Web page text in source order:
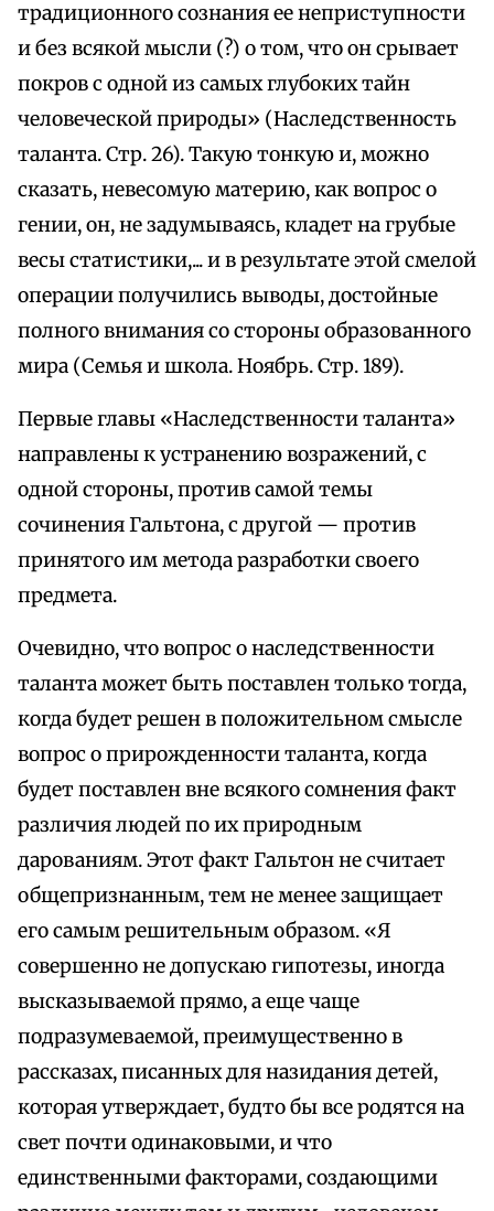
традиционного сознания ее неприступности
и без всякой мысли (?) о том, что он срывает
покров с одной из самых глубоких тайн
человеческой природы» (Наследственность
таланта. Стр. 26). Такую тонкую и, можно
сказать, невесомую материю, как вопрос о
гении, он, не задумываясь, кладет на грубые
весы статистики,... и в результате этой смелой
операции получились выводы, достойные
полного внимания со стороны образованного
мира (Семья и школа. Ноябрь. Стр. 189).
Первые главы «Наследственности таланта»
направлены к устранению возражений, с
одной стороны, против самой темы
сочинения Гальтона, с другой — против
принятого им метода разработки своего
предмета.
Очевидно, что вопрос о наследственности
таланта может быть поставлен только тогда,
когда будет решен в положительном смысле
вопрос о прирожденности таланта, когда
будет поставлен вне всякого сомнения факт
различия людей по их природным
дарованиям. Этот факт Гальтон не считает
общепризнанным, тем не менее защищает
его самым решительным образом. «Я
совершенно не допускаю гипотезы, иногда
высказываемой прямо, а еще чаще
подразумеваемой, преимущественно в
рассказах, писанных для назидания детей,
которая утверждает, будто бы все родятся на
свет почти одинаковыми, и что
единственными факторами, создающими